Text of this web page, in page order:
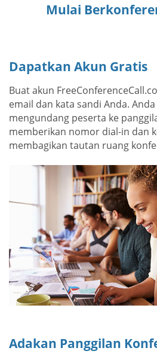
Mulai
Dapatkan Akun Gratis
Buat akun
email dan kata sandi Anda.
mengundang peserta ke
memberikan nomor dial-in dan
membagikan tautan ruang
Adakan Panggilan